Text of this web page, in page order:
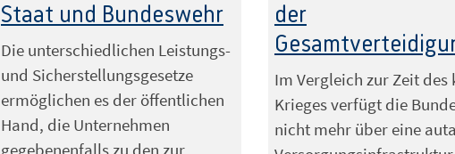
Staat und Bundeswehr
Die unterschiedlichen Leistungs-
und Sicherstellungsgesetze
ermöglichen es der öffentlichen
Hand, die Unternehmen
gegebenenfalls zu den zur
der
Im Vergleich zur Zeit des
Krieges verfügt die
nicht mehr über eine